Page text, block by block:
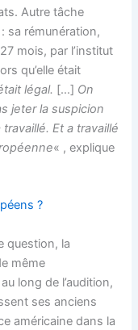
Autre tâche
sa rémunération,
mois, par l’institut
qu’elle était
légal. […] On
jeter la suspicion
Et a travaillé
« , explique
?
question, la
même
long de l’audition,
ses anciens
américaine dans la